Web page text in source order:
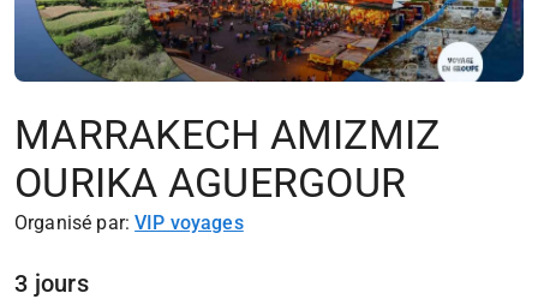
MARRAKECH AMIZMIZ
OURIKA AGUERGOUR
Organisé par:VIP voyages
3 jours